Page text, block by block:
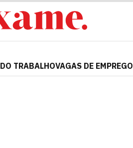
TRABALHOVAGAS DE EMPREGO